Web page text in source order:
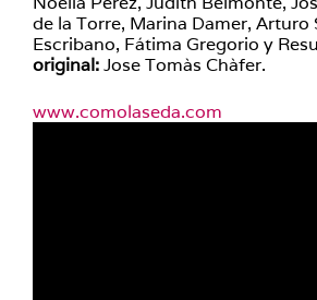
de la Torre, Marina Damer, Arturo
Escribano, Fátima Gregorio y
original:Jose Tomàs Chàfer.
www.comolaseda.com